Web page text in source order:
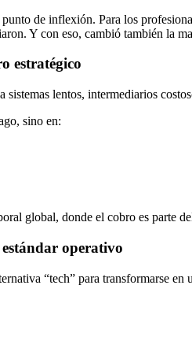
de inflexión. Para los
Y con eso, cambió también la
estratégico
lentos, intermediarios
sino en:
global, donde el cobro es parte
operativo
“tech” para transformarse